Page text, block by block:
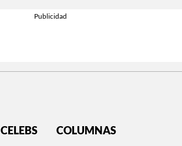
CELEBS COLUMNAS